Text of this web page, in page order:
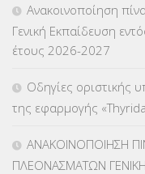
ΚΠγ – ΚΡΑΤΙΚΟ
ΚΠπ- ΚΡΑΤΙΚΟ
ΛΟΙΠΑ(309)
ΜΕΤΑΘΕΣΕΙΣ-
Ανακοινοποίηση
Γενική Εκπαίδευση
έτους 2026-2027
Οδηγίες οριστικής
της εφαρμογής
ΑΝΑΚΟΙΝΟΠΟΙΗΣΗ
ΠΛΕΟΝΑΣΜΑΤΩΝ